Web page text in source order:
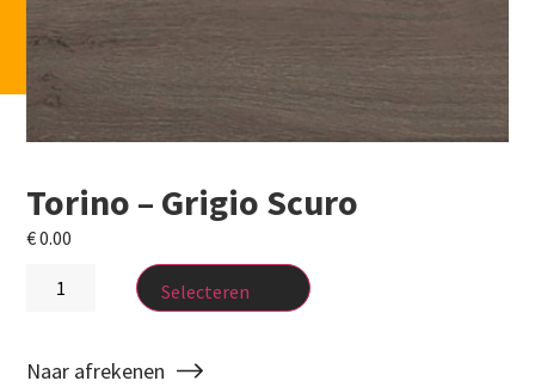
Torino – Grigio Scuro
€0.00
Selecteren
Naar afrekenen